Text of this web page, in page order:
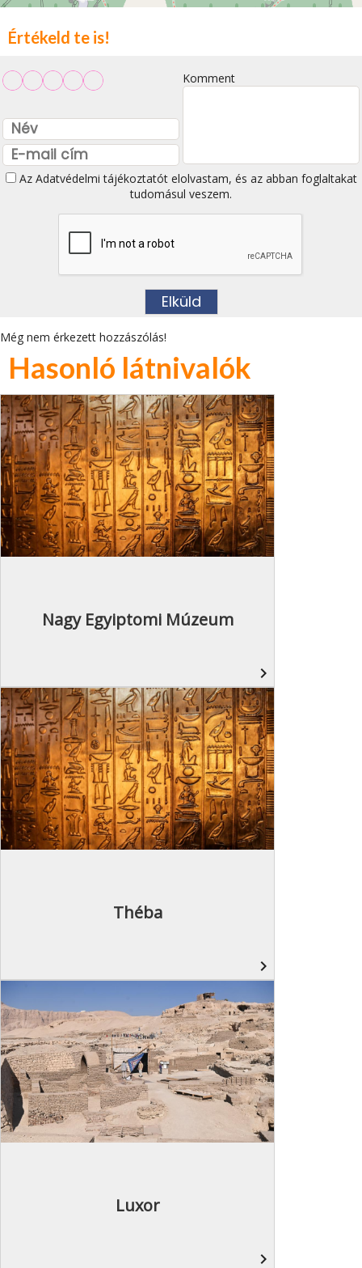
Értékeld te is!
Komment
Az Adatvédelmi tájékoztatótelolvastam, és az abban foglaltakat
tudomásul veszem.
Még nem érkezett hozzászólás!
Hasonló látnivalók
Nagy Egyiptomi Múzeum
navigate_next
Théba
navigate_next
Luxor
navigate_next